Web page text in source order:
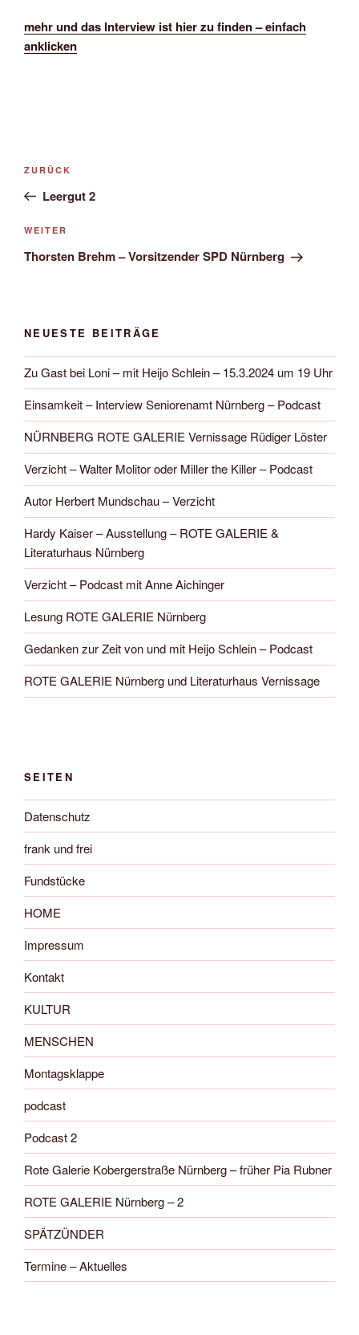
mehr und das Interview ist hier zu finden – einfach
anklicken
Beitragsnavigation
Vorheriger
Beitrag
ZURÜCK
Leergut 2
Nächster
Beitrag
WEITER
Thorsten Brehm – Vorsitzender SPD Nürnberg
NEUESTE BEITRÄGE
Zu Gast bei Loni – mit Heijo Schlein – 15.3.2024 um 19 Uhr
Einsamkeit – Interview Seniorenamt Nürnberg – Podcast
NÜRNBERG ROTE GALERIE Vernissage Rüdiger Löster
Verzicht – Walter Molitor oder Miller the Killer – Podcast
Autor Herbert Mundschau – Verzicht
Hardy Kaiser – Ausstellung – ROTE GALERIE &
Literaturhaus Nürnberg
Verzicht – Podcast mit Anne Aichinger
Lesung ROTE GALERIE Nürnberg
Gedanken zur Zeit von und mit Heijo Schlein – Podcast
ROTE GALERIE Nürnberg und Literaturhaus Vernissage
SEITEN
Datenschutz
frank und frei
Fundstücke
HOME
Impressum
Kontakt
KULTUR
MENSCHEN
Montagsklappe
podcast
Podcast 2
Rote Galerie Kobergerstraße Nürnberg – früher Pia Rubner
ROTE GALERIE Nürnberg – 2
SPÄTZÜNDER
Termine – Aktuelles